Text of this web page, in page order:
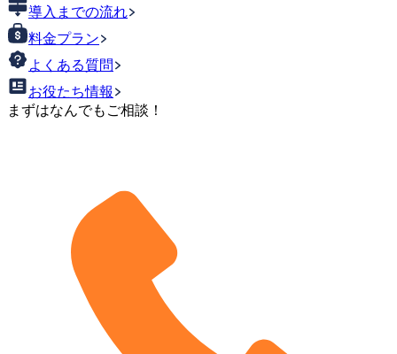
導入までの流れ
料金プラン
よくある質問
お役たち情報
まずはなんでもご相談！